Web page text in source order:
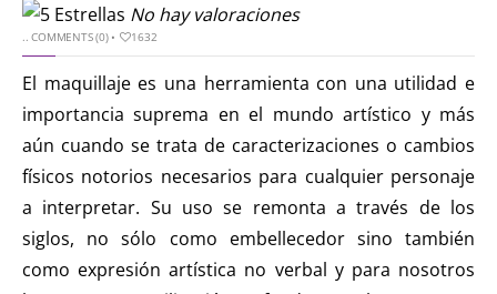
No hay valoraciones
..COMMENTS (0)• 1632
El maquillaje es una herramienta con una utilidad e
importancia suprema en el mundo artístico y más
aún cuando se trata de caracterizaciones o cambios
físicos notorios necesarios para cualquier personaje
a interpretar. Su uso se remonta a través de los
siglos, no sólo como embellecedor sino también
como expresión artística no verbal y para nosotros